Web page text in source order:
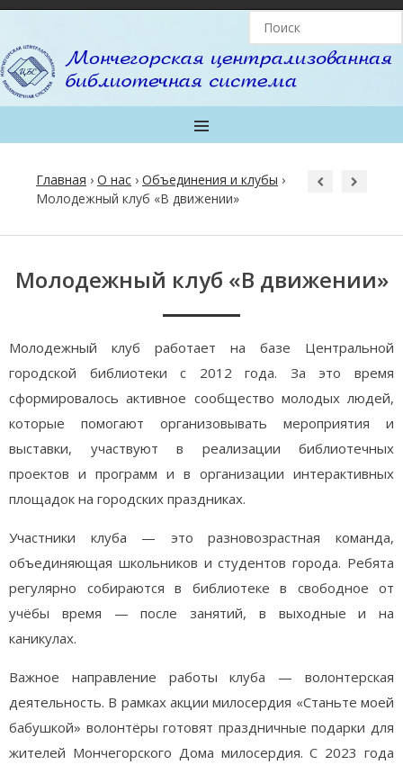
MENU
Главная › О нас › Объединения и клубы ›
Молодежный клуб «В движении»
Молодежный клуб «В движении»
Молодежный клуб работает на базе Центральной
городской библиотеки с 2012 года. За это время
сформировалось активное сообщество молодых людей,
которые помогают организовывать мероприятия и
выставки, участвуют в реализации библиотечных
проектов и программ и в организации интерактивных
площадок на городских праздниках.
Участники клуба — это разновозрастная команда,
объединяющая школьников и студентов города. Ребята
регулярно собираются в библиотеке в свободное от
учёбы время — после занятий, в выходные и на
каникулах.
Важное направление работы клуба — волонтерская
деятельность. В рамках акции милосердия «Станьте моей
бабушкой» волонтёры готовят праздничные подарки для
жителей Мончегорского Дома милосердия. С 2023 года
navigation